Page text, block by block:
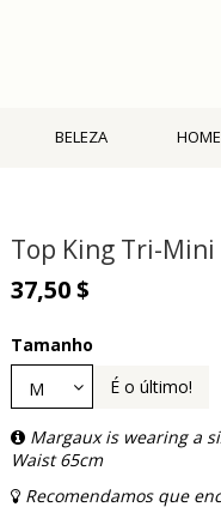
BELEZA
Top King Tri-Mini
37,50 $
Tamanho
É o último!
Margaux is wearing a
Waist 65cm
Recomendamos que